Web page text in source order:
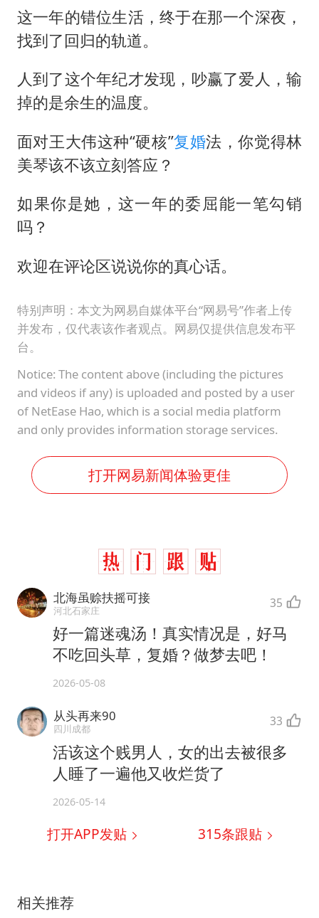
这一年的错位生活，终于在那一个深夜，
找到了回归的轨道。
人到了这个年纪才发现，吵赢了爱人，输
掉的是余生的温度。
面对王大伟这种“硬核”复婚法，你觉得林
美琴该不该立刻答应？
如果你是她，这一年的委屈能一笔勾销
吗？
欢迎在评论区说说你的真心话。
特别声明：本文为网易自媒体平台“网易号”作者上传
并发布，仅代表该作者观点。网易仅提供信息发布平
台。
Notice: The content above (including the pictures
and videos if any) is uploaded and posted by a user
of NetEase Hao, which is a social media platform
and only provides information storage services.
打开网易新闻体验更佳
北海虽赊扶摇可接
河北石家庄 35
好一篇迷魂汤！真实情况是，好马
不吃回头草，复婚？做梦去吧！
2026-05-08
从头再来90
四川成都 33
活该这个贱男人，女的出去被很多
人睡了一遍他又收烂货了
2026-05-14
打开APP发贴 315条跟贴
相关推荐